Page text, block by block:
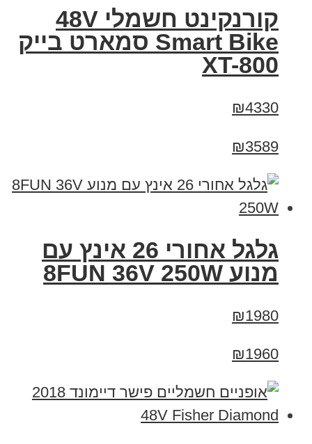
קורנקינט חשמלי 48V
Smart Bike סמארט בייק
XT-800
₪4330
₪3589
גלגל אחורי 26 אינץ עם
מנוע 8FUN 36V 250W
₪1980
₪1960